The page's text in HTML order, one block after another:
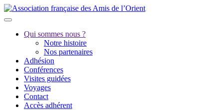
Qui sommes nous ?
Notre histoire
Nos partenaires
Adhésion
Conférences
Visites guidées
Voyages
Contact
Accès adhérent